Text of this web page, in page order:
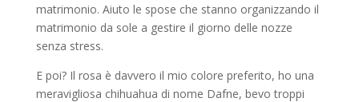
matrimonio. Aiuto le spose che stanno organizzando il
matrimonio da sole a gestire il giorno delle nozze
senza stress.
E poi? Il rosa è davvero il mio colore preferito, ho una
meravigliosa chihuahua di nome Dafne, bevo troppi